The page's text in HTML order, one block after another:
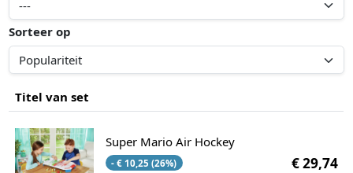
Sorteer op
Titel van set
Super Mario Air Hockey
- € 10,25 (26%) € 29,74